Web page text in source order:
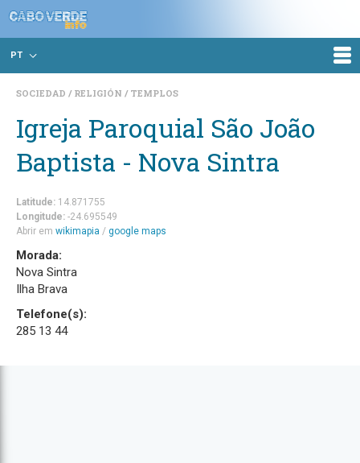
PT
SOCIEDAD RELIGIÓN TEMPLOS
Igreja Paroquial São João
Baptista - Nova Sintra
Latitude: 14.871755
Longitude: -24.695549
Abrir em wikimapia / google maps
Morada:
Nova Sintra
Ilha Brava
Telefone(s):
285 13 44